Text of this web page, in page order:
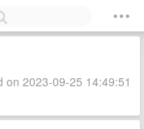
on 2023-09-25 14:49:51